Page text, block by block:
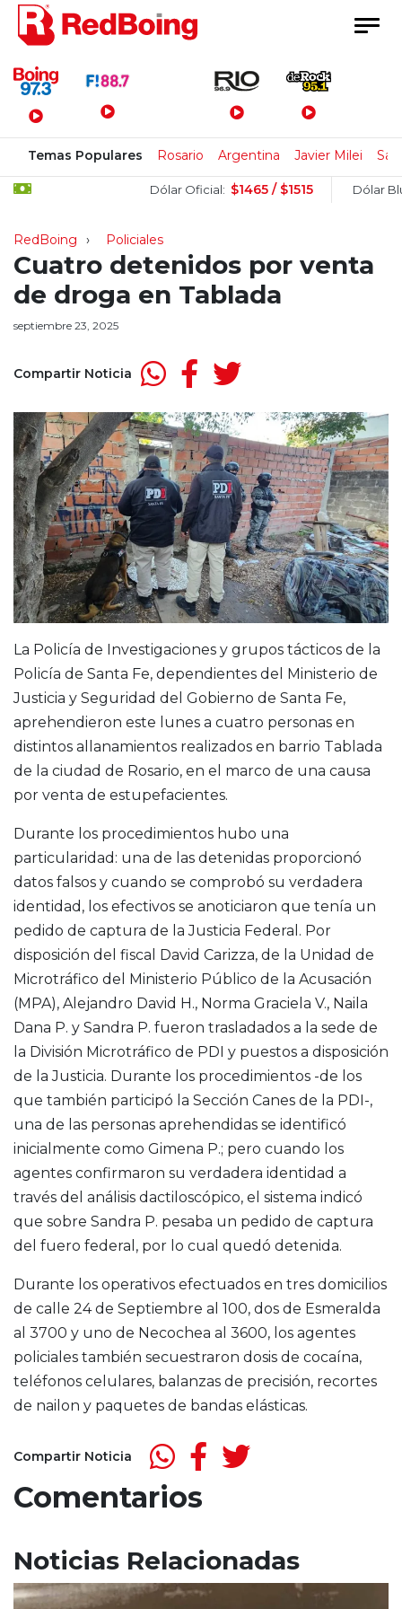
Menú Principal
Temas Populares Rosario Argentina Javier Milei
Dólar Oficial: $1465 / $1515 Dólar Blue:
RedBoing Policiales
Cuatro detenidos por venta
de droga en Tablada
septiembre 23, 2025
Compartir Noticia
La Policía de Investigaciones y grupos tácticos de la
Policía de Santa Fe, dependientes del Ministerio de
Justicia y Seguridad del Gobierno de Santa Fe,
aprehendieron este lunes a cuatro personas en
distintos allanamientos realizados en barrio Tablada
de la ciudad de Rosario, en el marco de una causa
por venta de estupefacientes.
Durante los procedimientos hubo una
particularidad: una de las detenidas proporcionó
datos falsos y cuando se comprobó su verdadera
identidad, los efectivos se anoticiaron que tenía un
pedido de captura de la Justicia Federal. Por
disposición del fiscal David Carizza, de la Unidad de
Microtráfico del Ministerio Público de la Acusación
(MPA), Alejandro David H., Norma Graciela V., Naila
Dana P. y Sandra P. fueron trasladados a la sede de
la División Microtráfico de PDI y puestos a disposición
de la Justicia. Durante los procedimientos -de los
que también participó la Sección Canes de la PDI-,
una de las personas aprehendidas se identificó
inicialmente como Gimena P.; pero cuando los
agentes confirmaron su verdadera identidad a
través del análisis dactiloscópico, el sistema indicó
que sobre Sandra P. pesaba un pedido de captura
del fuero federal, por lo cual quedó detenida.
Durante los operativos efectuados en tres domicilios
de calle 24 de Septiembre al 100, dos de Esmeralda
al 3700 y uno de Necochea al 3600, los agentes
policiales también secuestraron dosis de cocaína,
teléfonos celulares, balanzas de precisión, recortes
de nailon y paquetes de bandas elásticas.
Compartir Noticia
Comentarios
Noticias Relacionadas